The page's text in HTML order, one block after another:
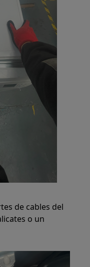
de cables del
o un